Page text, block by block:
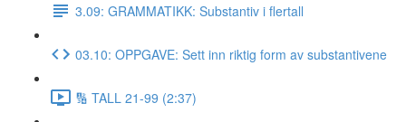
3.09: GRAMMATIKK: Substantiv i flertall
03.10: OPPGAVE: Sett inn riktig form av substantivene
🔢 TALL 21-99 (2:37)